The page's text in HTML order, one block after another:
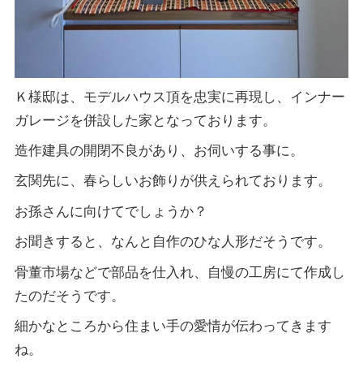
Ｋ様邸は、モデルハウス頂を忠実に再現し、インナー
ガレージを併設した家となっております。
造作建具の開閉不良があり、お伺いする事に。
玄関先に、春らしいお飾りが供えられております。
お孫さんに向けてでしょうか？
お聞きすると、なんと自作のひな人形だそうです。
骨董市場などで部品を仕入れ、自慢の工房にて作成し
たのだそうです。
細かなところから住まい手の愛情が伝わってきます
ね。